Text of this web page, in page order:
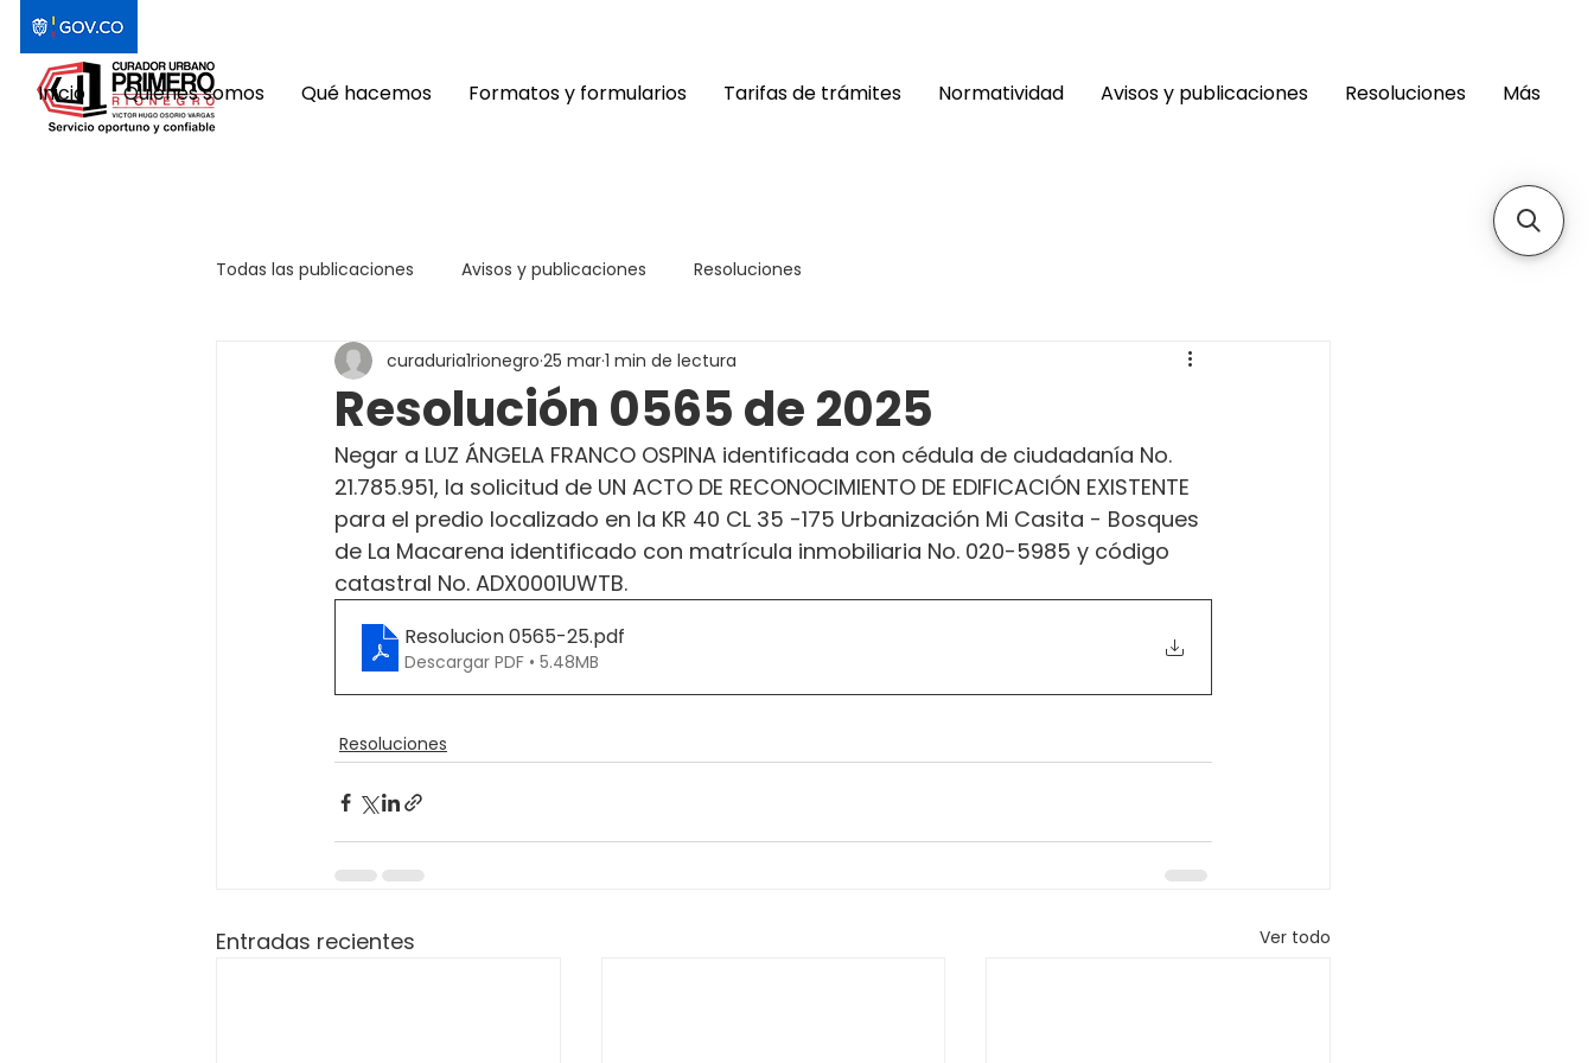
Inicio Quiénes somos Qué hacemos Formatos y formularios Tarifas de trámites Normatividad Avisos y publicaciones Resoluciones Más
Todas las publicaciones Avisos y publicaciones Resoluciones
Resolución 0565 de 2025
curaduria1rionegro 25 mar1 min de lectura
Negar a LUZ ÁNGELA FRANCO OSPINA identificada con cédula de ciudadanía No.
21.785.951, la solicitud de UN ACTO DE RECONOCIMIENTO DE EDIFICACIÓN EXISTENTE
para el predio localizado en la KR 40 CL 35 -175 Urbanización Mi Casita - Bosques
de La Macarena identificado con matrícula inmobiliaria No. 020-5985 y código
catastral No. ADX0001UWTB.
Resolucion 0565-25.pdf
Descargar PDF • 5.48MB
Resoluciones
Entradas recientes Ver todo